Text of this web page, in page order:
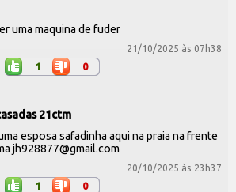
uma maquina de fuder
21/10/2025 às 07h38
1 0
21ctm
esposa safadinha aqui na praia na frente
jh928877@gmail.com
20/10/2025 às 23h37
1 0